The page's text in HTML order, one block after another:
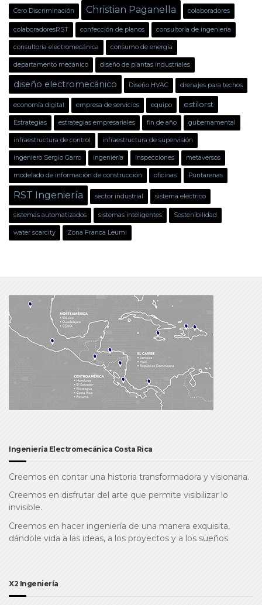
Cero Discriminación Christian Paganella colaboradores
colaboradoresRST confección de planos consultoría de ingeniería
consultoría electromecánica consumo de energía
departamento mecánico diseño de plantas industriales
diseño electromecánico Diseño HVAC drenajes para techos
economía digital empresa de servicios equipo estilorst
Estrategias estrategias empresariales fin de año gubernamental
infraestructura de control infraestructura de supervisión
ingeniero Sergio Garro ingeniería Inspecciones metaversos
modelado de información de construcción oficinas Puntarenas
RST Ingeniería sector industrial sistema eléctrico
sistemas automatizados sistemas inteligentes Sostenibilidad
water scarcity Zona Franca Leumi
Ingeniería Electromecánica Costa Rica
Creemos en contar una historia transformadora y visionaria.
Creemos en disfrutar del arte que permite visibilizar lo
invisible.
Creemos en hacer ingeniería de una manera exquisita,
dándole vida a las ideas, a los proyectos y a los sueños.
X2 Ingeniería